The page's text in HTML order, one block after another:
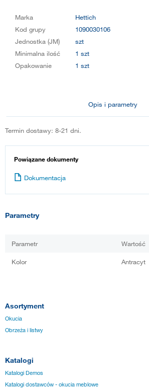
Marka
Hettich
Kod grupy
1090030106
Jednostka (JM)
szt
Minimalna ilość
1 szt
Opakowanie
1 szt
Opis i parametry
Termin dostawy: 8-21 dni.
Powiązane dokumenty
Dokumentacja
Parametry
Parametr Wartość
Kolor Antracyt
Asortyment
Okucia
Obrzeża i listwy
Katalogi
Katalogi Demos
Katalogi dostawców - okucia meblowe